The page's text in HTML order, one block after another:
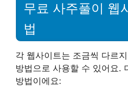
무료 사주풀이 웹
법
각 웹사이트는 조금씩 다르
방법으로 사용할 수 있어요.
방법이에요: